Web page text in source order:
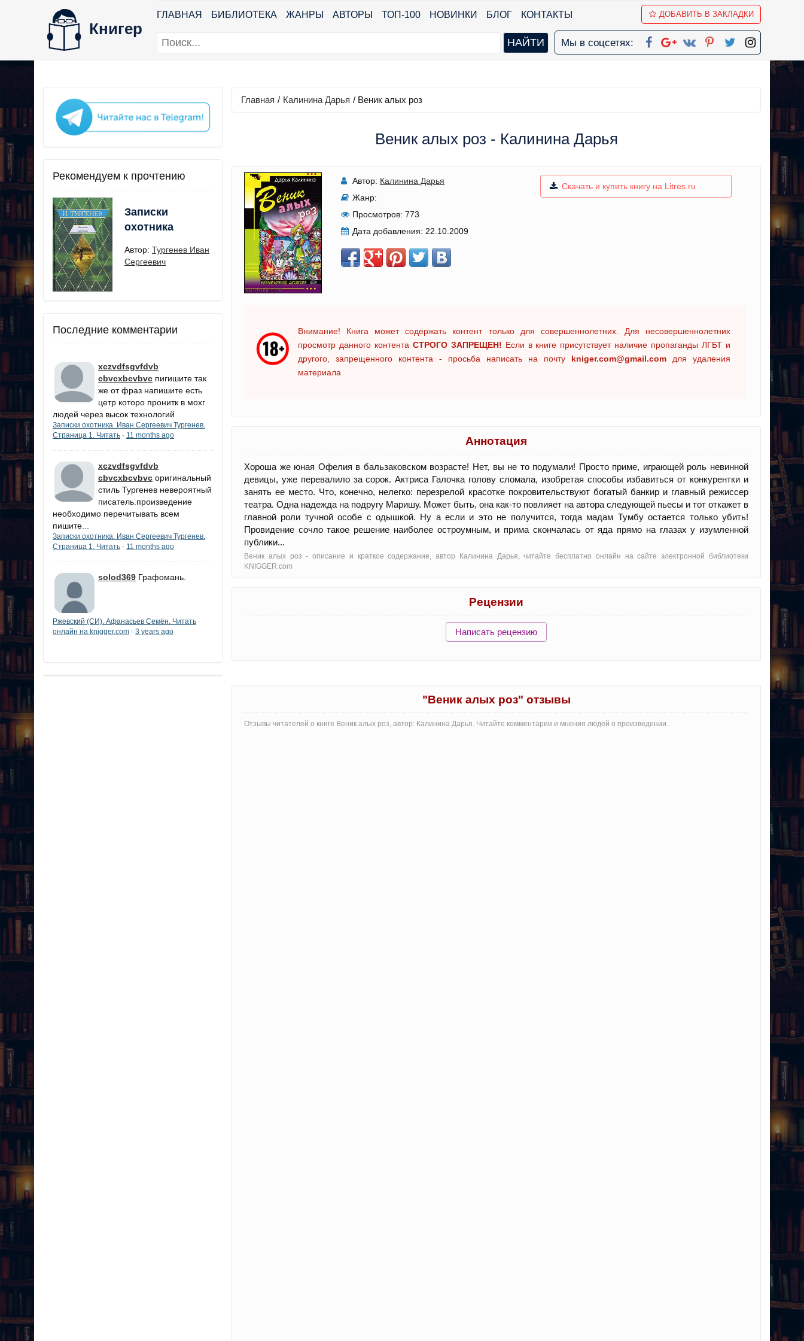
Книгер
ГЛАВНАЯ БИБЛИОТЕКА ЖАНРЫ АВТОРЫ ТОП-100 НОВИНКИ БЛОГ КОНТАКТЫ ДОБАВИТЬ В ЗАКЛАДКИ
Мы в соцсетях:
Рекомендуем к прочтению
Записки
охотника
Автор: Тургенев Иван
Сергеевич
Последние комментарии
xczvdfsgvfdvb
cbvcxbcvbvc пигишите так
же от фраз напишите есть
цетр которо пронитк в мохг
людей через высок технологий
Записки охотника. Иван Сергеевич Тургенев.
Страница 1. Читать · 11 months ago
xczvdfsgvfdvb
cbvcxbcvbvc оригинальный
стиль Тургенев невероятный
писатель.произведение
необходимо перечитывать всем
пишите...
Записки охотника. Иван Сергеевич Тургенев.
Страница 1. Читать · 11 months ago
solod369 Графомань.
Ржевский (СИ). Афанасьев Семён. Читать
онлайн на knigger.com · 3 years ago
Главная / Калинина Дарья / Веник алых роз
Веник алых роз - Калинина Дарья
Автор: Калинина Дарья
Жанр:
Просмотров: 773
Дата добавления: 22.10.2009
Скачать и купить книгу на Litres.ru
Внимание! Книга может содержать контент только для совершеннолетних. Для несовершеннолетних
просмотр данного контента СТРОГО ЗАПРЕЩЕН! Если в книге присутствует наличие пропаганды ЛГБТ и
другого, запрещенного контента - просьба написать на почту kniger.com@gmail.com для удаления
материала
Аннотация
Хороша же юная Офелия в бальзаковском возрасте! Нет, вы не то подумали! Просто приме, играющей роль невинной
девицы, уже перевалило за сорок. Актриса Галочка голову сломала, изобретая способы избавиться от конкурентки и
занять ее место. Что, конечно, нелегко: перезрелой красотке покровительствуют богатый банкир и главный режиссер
театра. Одна надежда на подругу Маришу. Может быть, она как-то повлияет на автора следующей пьесы и тот откажет в
главной роли тучной особе с одышкой. Ну а если и это не получится, тогда мадам Тумбу остается только убить!
Провидение сочло такое решение наиболее остроумным, и прима скончалась от яда прямо на глазах у изумленной
публики...
Веник алых роз - oписание и краткое содержание, автор Калинина Дарья, читайте бесплатно онлайн на сайте электронной библиотеки
KNIGGER.com
Рецензии
Написать рецензию
"Веник алых роз" отзывы
Отзывы читателей о книге Веник алых роз, автор: Калинина Дарья. Читайте комментарии и мнения людей о произведении.